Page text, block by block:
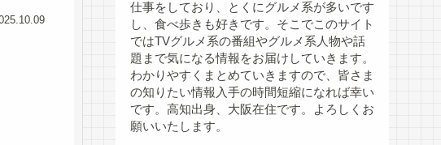
仕事をしており、とくにグルメ系が多いです
し、食べ歩きも好きです。そこでこのサイト
ではTVグルメ系の番組やグルメ系人物や話
題まで気になる情報をお届けしていきます。
わかりやすくまとめていきますので、皆さま
の知りたい情報入手の時間短縮になれば幸い
です。高知出身、大阪在住です。よろしくお
願いいたします。